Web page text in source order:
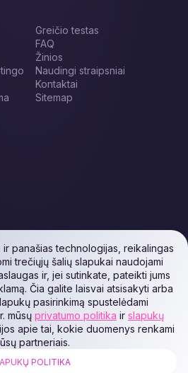
Greičio testas
FAQ
Žinios
Naudingi straipsniai
Kontaktai
Sitemap
SIA (Id: 40103450338) & WEEM TECH
panašias technologijas, reikalingas
trečiųjų šalių slapukai naudojami
ir, jei sutinkate, pateikti jums
Čia galite laisvai atsisakyti arba
pasirinkimą spustelėdami
mūsų privatumo politika ir slapukų
apie tai, kokie duomenys renkami
partneriais.
POLITIKA